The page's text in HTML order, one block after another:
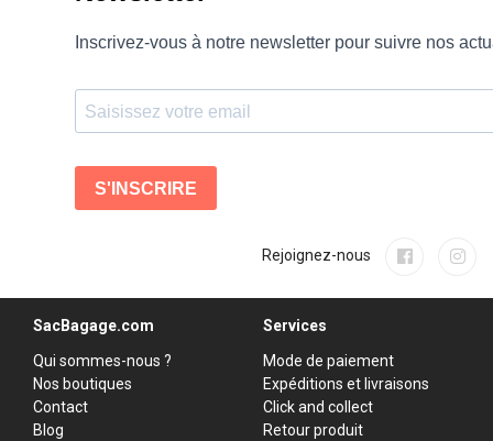
Rejoignez-nous
SacBagage.com
Qui sommes-nous ?
Nos boutiques
Contact
Blog
Services
Mode de paiement
Expéditions et livraisons
Click and collect
Retour produit